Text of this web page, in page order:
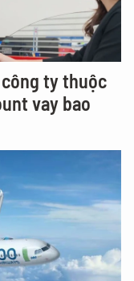
ty thuộc
vay bao